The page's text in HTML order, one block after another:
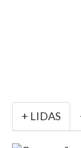
+ LIDAS